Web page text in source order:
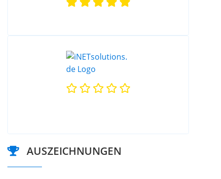
AUSZEICHNUNGEN